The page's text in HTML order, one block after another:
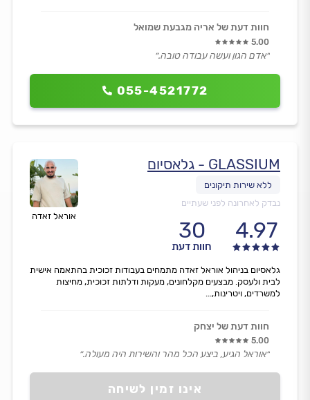
055-4521772
חוות דעת של אריה מגבעת שמואל
5.00
״אדם הגון ועשה עבודה טובה.״
אוראל זאדה
GLASSIUM - גלאסיום
נבדק לאחרונה לפני שעתיים
4.97
30
חוות דעת
אינו זמין לשיחה
גלאסיום בניהול אוראל זאדה מתמחים בעבודות זכוכית בהתאמה אישית
לבית ולעסק. מבצעים מקלחונים, מעקות ודלתות זכוכית, מחיצות
למשרדים, ויטרינות,...
חוות דעת של יצחק
5.00
״אוראל הגיע, ביצע הכל מהר והשירות היה מעולה.״